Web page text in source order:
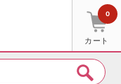
カート
0